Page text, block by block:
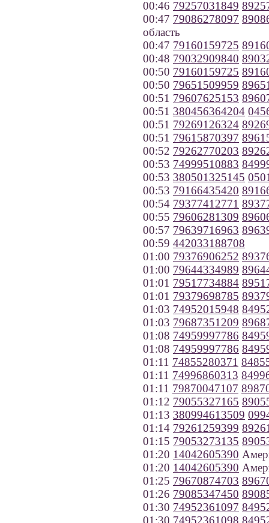
00:46 79257031849
00:47 79086278097
область
00:47 79160159725
00:48 79032909840
00:50 79160159725
00:50 79651509959
00:51 79607625153
00:51 380456364204
00:51 79269126324
00:51 79615870397
00:52 79262770203
00:53 74999510883
00:53 380501325145
00:53 79166435420
00:54 79377412771
00:55 79606281309
00:57 79639716963
00:59 442033188708
01:00 79376906252
01:00 79644334989
01:01 79517734884
01:01 79379698785
01:03 74952015948
01:03 79687351209
01:08 74959997786
01:08 74959997786
01:11 74855280371
01:11 74996860313
01:11 79870047107
01:12 79055327165
01:13 380994613509
01:14 79261259399
01:15 79053273135
01:20 14042605390
01:20 14042605390
01:25 79670874703
01:26 79085347450
01:30 74952361097
01:30 74952361098